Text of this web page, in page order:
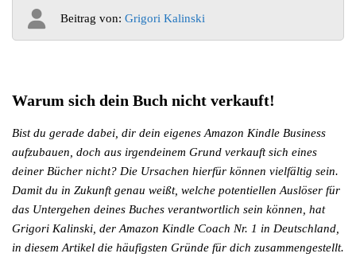
Beitrag von: Grigori Kalinski
Warum sich dein Buch nicht verkauft!
Bist du gerade dabei, dir dein eigenes Amazon Kindle Business
aufzubauen, doch aus irgendeinem Grund verkauft sich eines
deiner Bücher nicht? Die Ursachen hierfür können vielfältig sein.
Damit du in Zukunft genau weißt, welche potentiellen Auslöser für
das Untergehen deines Buches verantwortlich sein können, hat
Grigori Kalinski, der Amazon Kindle Coach Nr. 1 in Deutschland,
in diesem Artikel die häufigsten Gründe für dich zusammengestellt.